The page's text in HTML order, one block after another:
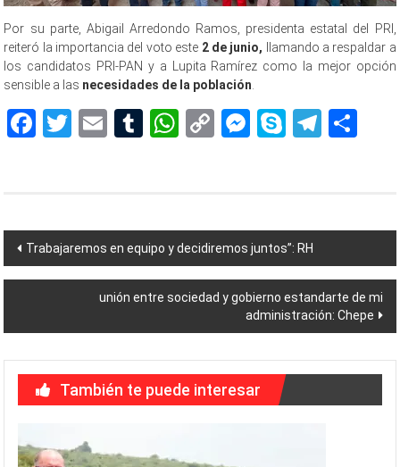
Por su parte, Abigail Arredondo Ramos, presidenta estatal del PRI,
reiteró la importancia del voto este 2 de junio, llamando a respaldar a
los candidatos PRI-PAN y a Lupita Ramírez como la mejor opción
sensible a las necesidades de la población
Facebook
Twitter
EmailTumblr
WhatsApp
CopyMessenger
Skype
Navegación
de
entradas
Trabajaremos en equipo y decidiremos juntos”: RH
unión entre sociedad y gobierno estandarte de mi
administración: Chepe
También te puede interesar